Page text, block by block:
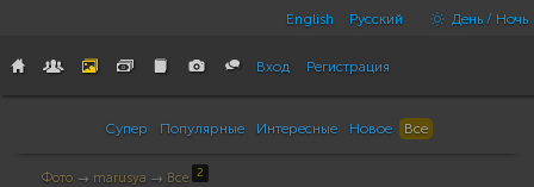
English Русский День / Ночь
Вход Регистрация
Супер Популярные Интересные Новое Все
Фото → marusya → Все 2